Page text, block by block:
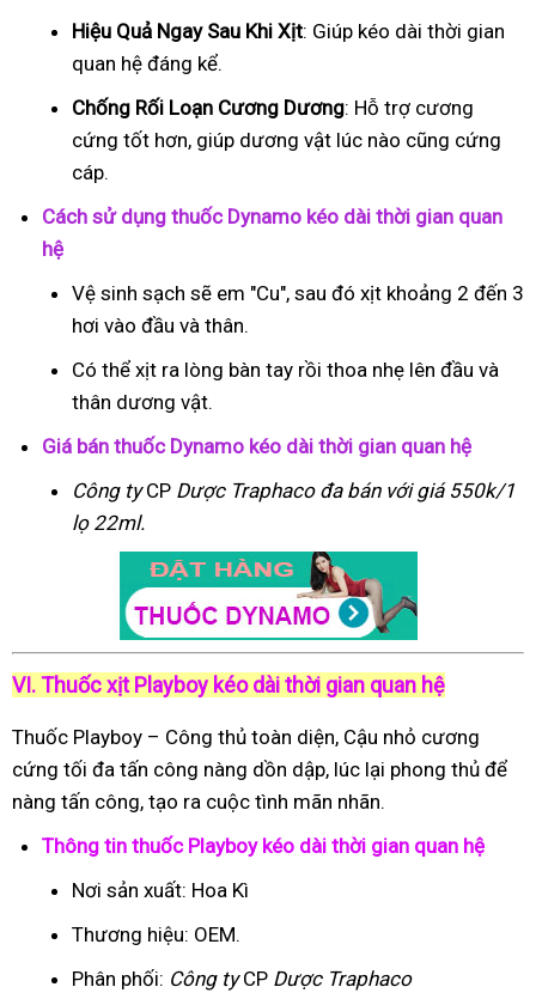
Hiệu Quả Ngay Sau Khi Xịt: Giúp kéo dài thời gian
quan hệ đáng kể.
Chống Rối Loạn Cương Dương: Hỗ trợ cương
cứng tốt hơn, giúp dương vật lúc nào cũng cứng
cáp.
Cách sử dụng thuốc Dynamo kéo dài thời gian quan
hệ
Vệ sinh sạch sẽ em "Cu", sau đó xịt khoảng 2 đến 3
hơi vào đầu và thân.
Có thể xịt ra lòng bàn tay rồi thoa nhẹ lên đầu và
thân dương vật.
Giá bán thuốc Dynamo kéo dài thời gian quan hệ
Công tyCP Dược Traphacođa bán với giá 550k/1
lọ 22ml.
VI. Thuốc xịt Playboy kéo dài thời gian quan hệ
Thuốc Playboy – Công thủ toàn diện, Cậu nhỏ cương
cứng tối đa tấn công nàng dồn dập, lúc lại phong thủ để
nàng tấn công, tạo ra cuộc tình mãn nhãn.
Thông tin thuốc Playboy kéo dài thời gian quan hệ
Nơi sản xuất: Hoa Kì
Thương hiệu: OEM.
Phân phối: Công tyCP Dược Traphaco